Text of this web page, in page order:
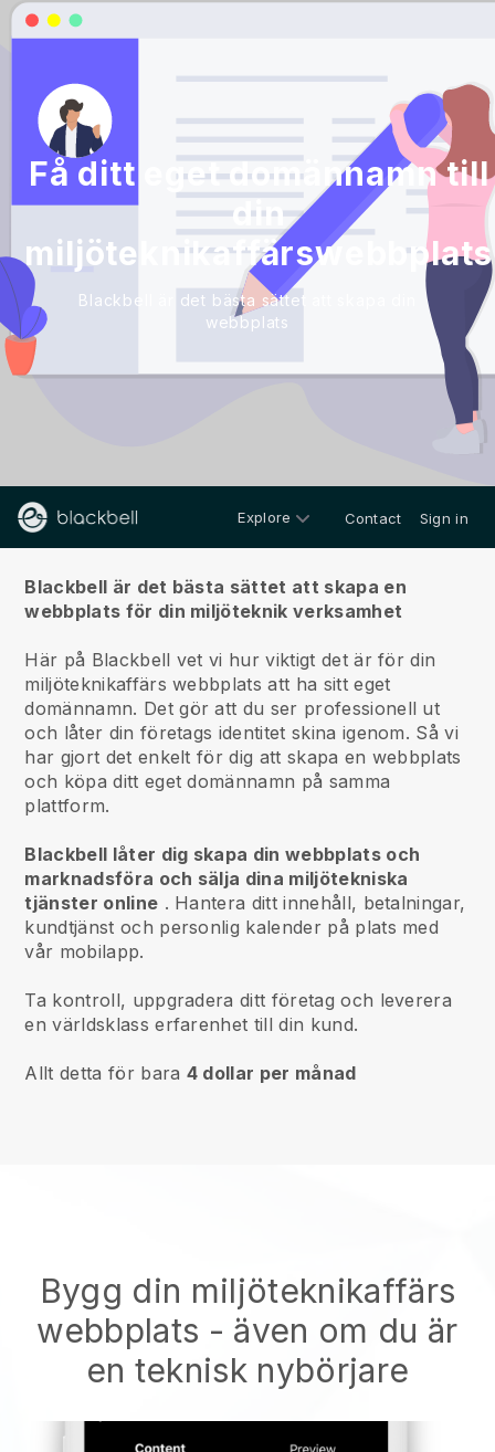
Få ditt eget domännamn till
din
miljöteknikaffärswebbplats
Blackbell är det bästa sättet att skapa din
webbplats
Explore Contact Sign in
Blackbell är det bästa sättet att skapa en
webbplats för din miljöteknik verksamhet
Här på Blackbell vet vi hur viktigt det är för din
miljöteknikaffärs webbplats att ha sitt eget
domännamn. Det gör att du ser professionell ut
och låter din företags identitet skina igenom. Så vi
har gjort det enkelt för dig att skapa en webbplats
och köpa ditt eget domännamn på samma
plattform.
Blackbell låter dig skapa din webbplats och
marknadsföra och sälja dina miljötekniska
tjänster online . Hantera ditt innehåll, betalningar,
kundtjänst och personlig kalender på plats med
vår mobilapp.
Ta kontroll, uppgradera ditt företag och leverera
en världsklass erfarenhet till din kund.
Allt detta för bara 4 dollar per månad
Bygg din miljöteknikaffärs
webbplats - även om du är
en teknisk nybörjare